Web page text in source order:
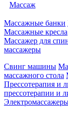
Массаж
Массажные банки
Массажные кресла
Массажер для
массажеры
Свинг машины
массажного стола
Прессотерапия и
прессотерапии и